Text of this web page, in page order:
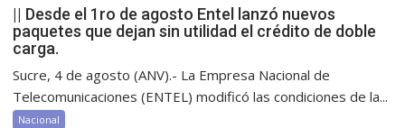
|| Desde el 1ro de agosto Entel lanzó nuevos
paquetes que dejan sin utilidad el crédito de doble
carga.
Sucre, 4 de agosto (ANV).- La Empresa Nacional de
Telecomunicaciones (ENTEL) modificó las condiciones de la...
Nacional